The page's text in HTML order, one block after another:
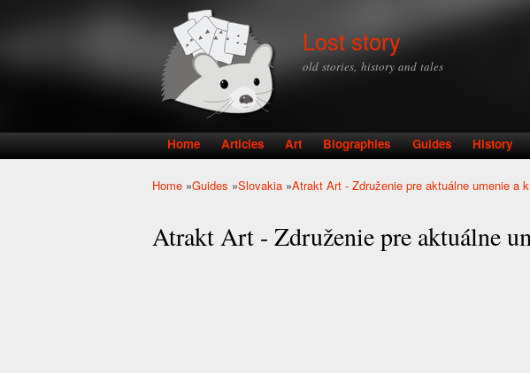
Lost story
old stories, history and tales
Main menu
Home Articles Art Biographies Guides History
Home »Guides »Slovakia »Atrakt Art - Združenie pre aktuálne umenie a
Atrakt Art - Združenie pre aktuálne